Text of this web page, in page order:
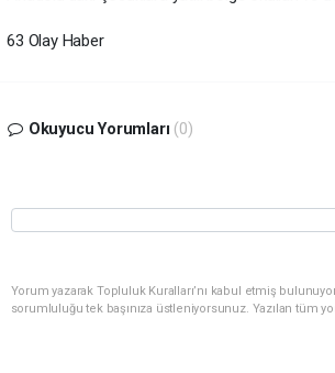
63 Olay Haber
Okuyucu Yorumları (0)
Yorum yazarak Topluluk Kuralları’nı kabul etmiş
sorumluluğu tek başınıza üstleniyorsunuz. Yazılan